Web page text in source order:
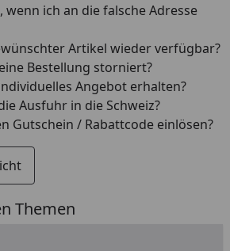
Themen
wenn ich an die falsche Adresse
Artikel wieder verfügbar?
Bestellung storniert?
Angebot erhalten?
Ausfuhr in die Schweiz?
Gutschein / Rabattcode einlösen?